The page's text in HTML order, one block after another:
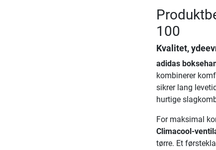
100
Kvalitet,
adidas
kombinerer
sikrer lang
hurtige
For maksimal
Climacool-
tørre. Et